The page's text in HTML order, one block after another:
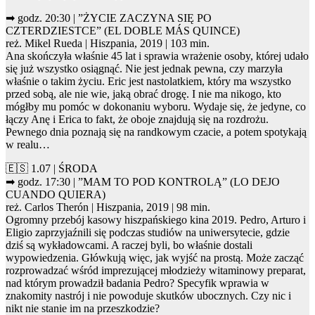
➡ godz. 20:30 | ”ŻYCIE ZACZYNA SIĘ PO
CZTERDZIESTCE” (EL DOBLE MÁS QUINCE)
reż. Mikel Rueda | Hiszpania, 2019 | 103 min.
Ana skończyła właśnie 45 lat i sprawia wrażenie osoby, której udało
się już wszystko osiągnąć. Nie jest jednak pewna, czy marzyła
właśnie o takim życiu. Eric jest nastolatkiem, który ma wszystko
przed sobą, ale nie wie, jaką obrać drogę. I nie ma nikogo, kto
mógłby mu pomóc w dokonaniu wyboru. Wydaje się, że jedyne, co
łączy Anę i Erica to fakt, że oboje znajdują się na rozdrożu.
Pewnego dnia poznają się na randkowym czacie, a potem spotykają
w realu…
🇪🇸 1.07 | ŚRODA
➡ godz. 17:30 | ”MAM TO POD KONTROLĄ” (LO DEJO
CUANDO QUIERA)
reż. Carlos Therón | Hiszpania, 2019 | 98 min.
Ogromny przebój kasowy hiszpańskiego kina 2019. Pedro, Arturo i
Eligio zaprzyjaźnili się podczas studiów na uniwersytecie, gdzie
dziś są wykładowcami. A raczej byli, bo właśnie dostali
wypowiedzenia. Główkują więc, jak wyjść na prostą. Może zacząć
rozprowadzać wśród imprezującej młodzieży witaminowy preparat,
nad którym prowadził badania Pedro? Specyfik wprawia w
znakomity nastrój i nie powoduje skutków ubocznych. Czy nic i
nikt nie stanie im na przeszkodzie?